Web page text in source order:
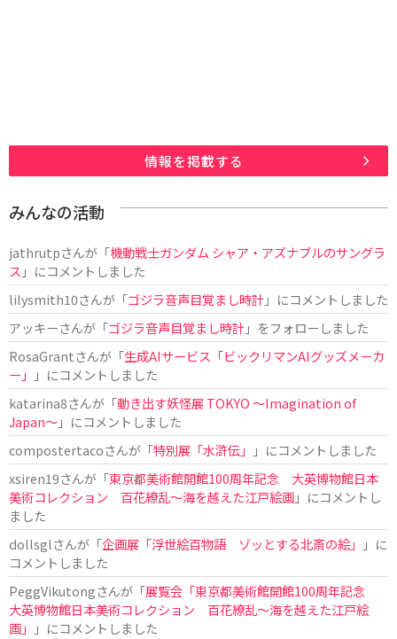
情報を掲載する
みんなの活動
jathrutpさんが「機動戦士ガンダム シャア・アズナブルのサングラ
ス 」にコメントしました
lilysmith10さんが「ゴジラ音声目覚まし時計」にコメントしました
アッキーさんが「ゴジラ音声目覚まし時計」をフォローしました
RosaGrantさんが「生成AIサービス「ビックリマンAIグッズメーカ
ー」
」にコメントしました
katarina8さんが「動き出す妖怪展 TOKYO 〜Imagination of
Japan〜」にコメントしました
compostertacoさんが「特別展「水滸伝」
」にコメントしました
xsiren19さんが「東京都美術館開館100周年記念 大英博物館日本
美術コレクション 百花繚乱～海を越えた江戸絵画」にコメントし
ました
dollsglさんが「企画展「浮世絵百物語 ゾッとする北斎の絵」
」に
コメントしました
PeggVikutongさんが「展覧会「東京都美術館開館100周年記念
大英博物館日本美術コレクション 百花繚乱〜海を越えた江戸絵
画」
」にコメントしました